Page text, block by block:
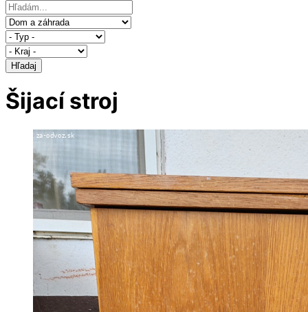
Hľadaj
Šijací stroj